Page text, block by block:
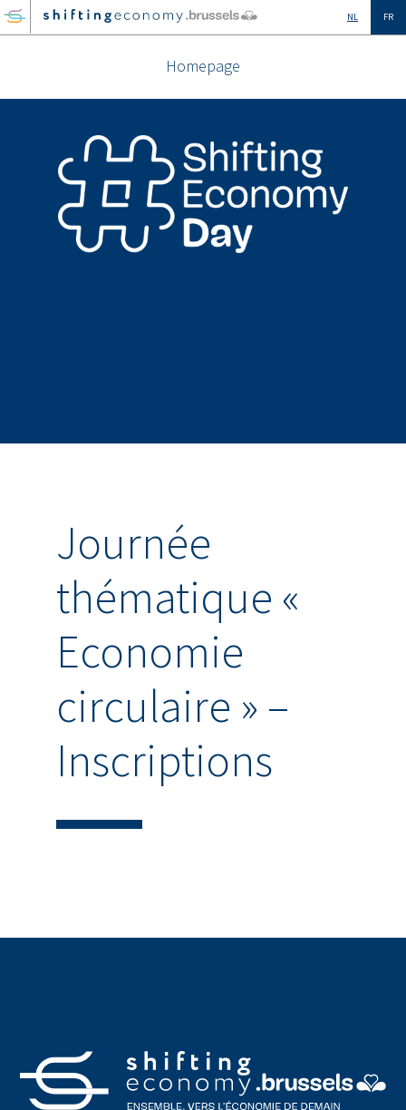
GO
TO
NL FR
Homepage
Journée
thématique «
Economie
circulaire » –
Inscriptions